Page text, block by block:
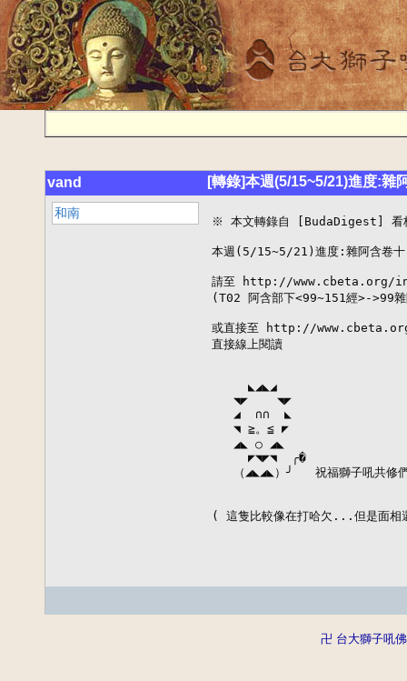
vand [轉錄]本週(5/15~5/21)進度:雜
和南
※ 本文轉錄自 [BudaDigest] 看
本週(5/15~5/21)進度:雜阿含卷
請至 http://www.cbeta.org/
(T02 阿含部下<99~151經>->99
或直接至 http://
直接線上閱讀
     ◣◢◣◢
   ◥◤    ◥◤
   ◢  ∩∩  ◣
   ◥ ≧。≦ ◤
   ◢◣ ○ ◢◣
     ◤◥◤◥  ╭�
（◢◣◢◣）╯   祝福獅子吼共修
( 這隻比較像在打哈欠...但是面
卍 台大獅子吼